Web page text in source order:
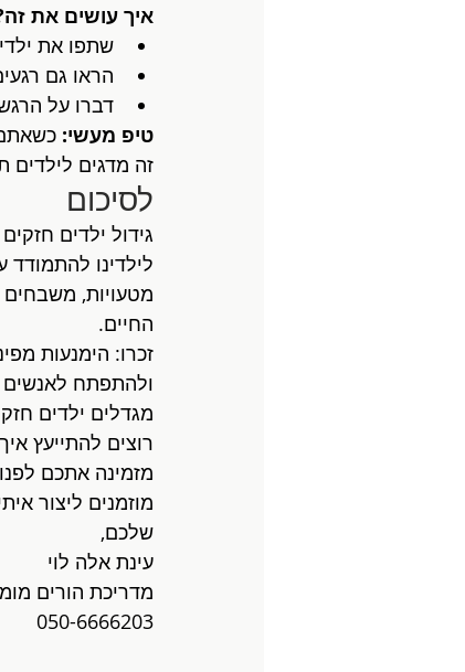
איך עושים את
שתפו את
הראו גם
דברו על
טיפ מעשי:
זה מדגים לילדים
לסיכום
גידול ילדים
לילדינו
מטעויות, משבחים
החיים.
זכרו: הימנעות
ולהתפתח לאנשים
מגדלים ילדים
רוצים להתייעץ
מזמינה אתכם
מוזמנים ליצור
שלכם,
עינת אלה לוי
מדריכת הורים
050-6666203